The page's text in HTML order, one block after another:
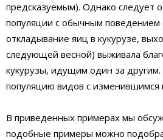
предсказуемым). Однако следует
популяции с обычным поведением
откладывание яиц в кукурузе,
следующей весной) выживала
кукурузы, идущим один за
популяцию видов с изменившимся
В приведенных примерах мы
подобные примеры можно